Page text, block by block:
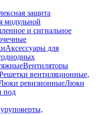
защита
модульной
и сигнальное
Аксессуары для
Вентиляторы
вентиляционные,
ревизионныеЛюки
под